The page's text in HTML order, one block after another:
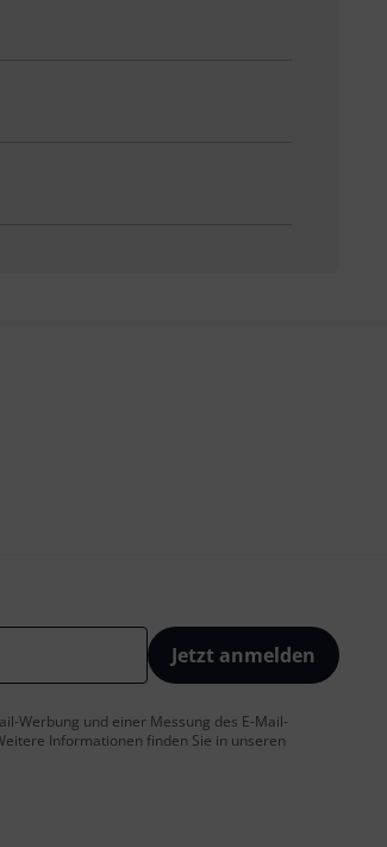
Jetzt anmelden
Werbung und einer Messung des E-Mail-
Informationen finden Sie in unseren